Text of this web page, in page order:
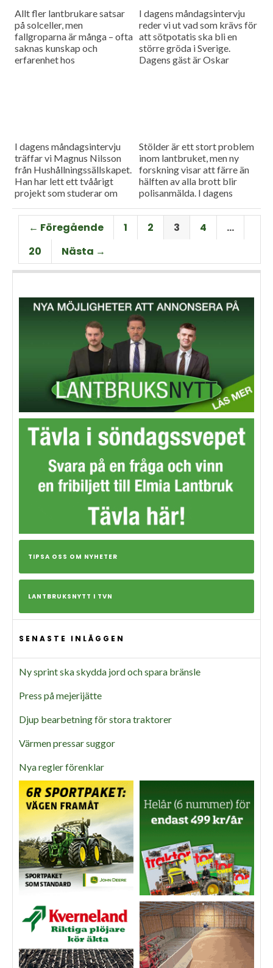
Vi har också...
Allt fler lantbrukare satsar
på solceller, men
fallgroparna är många – ofta
saknas kunskap och
erfarenhet hos
I dagens måndagsintervju
reder vi ut vad som krävs för
att sötpotatis ska bli en
större gröda i Sverige.
Dagens gäst är Oskar
I dagens måndagsintervju
träffar vi Magnus Nilsson
från Hushållningssällskapet.
Han har lett ett tvåårigt
projekt som studerar om
startgivan för fodermajs.
Det skulle kunna leda till
mindre övergödning och att
odlaren sparar pengar.
Stölder är ett stort problem
inom lantbruket, men ny
forskning visar att färre än
hälften av alla brott blir
polisanmälda. I dagens
Bengtsson berätta mer om
sin studie bland 570
lantbrukare,
åkare.
← Föregående 1 2 3 4
…
20
Nästa →
TIPSA OSS OM NYHETER
LANTBRUKSNYTT I TVN
SENASTE INLÄGGEN
Ny sprint ska skydda jord och spara bränsle
Press på mejerijätte
Djup bearbetning för stora traktorer
Värmen pressar suggor
Nya regler förenklar